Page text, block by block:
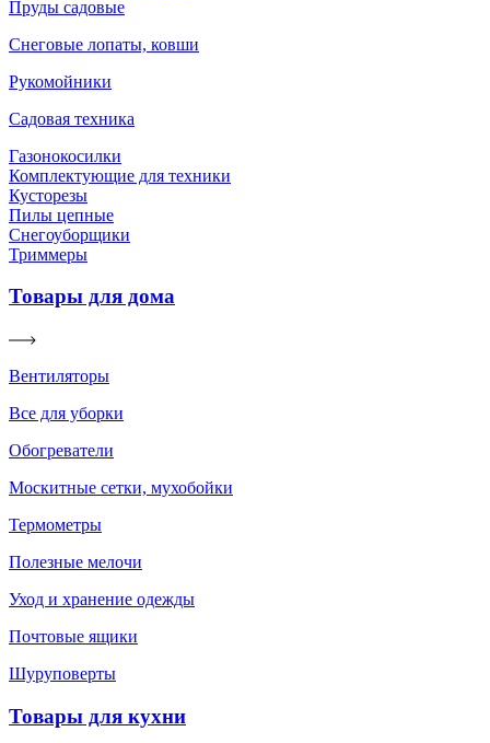
Пруды садовые
Снеговые лопаты, ковши
Рукомойники
Садовая техника
Газонокосилки
Комплектующие для техники
Кусторезы
Пилы цепные
Снегоуборщики
Триммеры
Товары для дома
Вентиляторы
Все для уборки
Обогреватели
Москитные сетки, мухобойки
Термометры
Полезные мелочи
Уход и хранение одежды
Почтовые ящики
Шуруповерты
Товары для кухни